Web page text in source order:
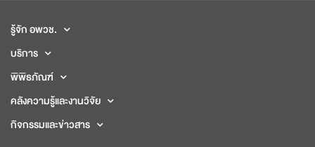
รู้จัก อพวช.
บริการ
พิพิธภัณฑ์
คลังความรู้และงานวิจัย
กิจกรรมและข่าวสาร